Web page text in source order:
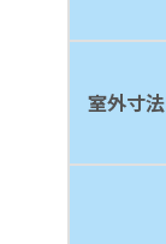
室外寸法